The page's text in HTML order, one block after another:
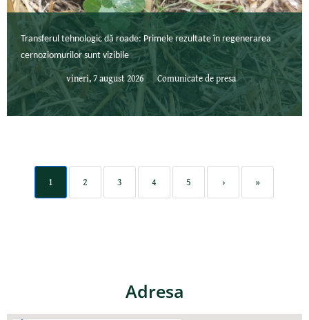
Transferul tehnologic dă roade: Primele rezultate în regenerarea
cernoziomurilor sunt vizibile
vineri, 7 august 2026 Comunicate de presa
1 2 3 4 5 › »
Adresa